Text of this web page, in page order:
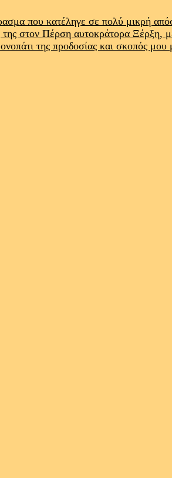
που κατέληγε σε πολύ μικρή
στον Πέρση αυτοκράτορα
της προδοσίας και σκοπός